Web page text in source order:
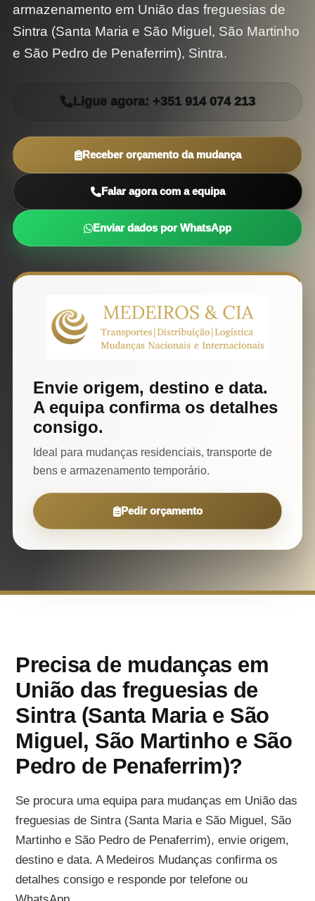
armazenamento em União das freguesias de
Sintra (Santa Maria e São Miguel, São Martinho
e São Pedro de Penaferrim), Sintra.
Ligue agora: +351 914 074 213
Receber orçamento da mudança
Falar agora com a equipa
Enviar dados por WhatsApp
Envie origem, destino e data.
A equipa confirma os detalhes
consigo.
Ideal para mudanças residenciais, transporte de
bens e armazenamento temporário.
Pedir orçamento
Precisa de mudanças em
União das freguesias de
Sintra (Santa Maria e São
Miguel, São Martinho e São
Pedro de Penaferrim)?
Se procura uma equipa para mudanças em União das
freguesias de Sintra (Santa Maria e São Miguel, São
Martinho e São Pedro de Penaferrim), envie origem,
destino e data. A Medeiros Mudanças confirma os
detalhes consigo e responde por telefone ou